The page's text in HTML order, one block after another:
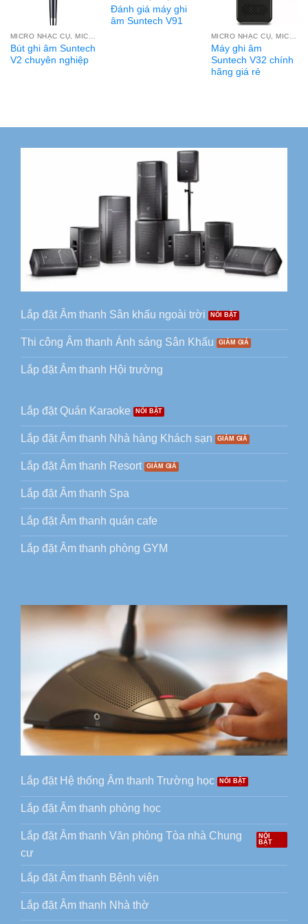
Bút ghi âm Suntech
V2 chuyên nghiệp
Đánh giá máy ghi
âm Suntech V91
Máy ghi âm
Suntech V32 chính
hãng giá rẻ
Lắp đặt Âm thanh Sân khấu ngoài trời
Thi công Âm thanh Ánh sáng Sân Khấu
Lắp đặt Âm thanh Hội trường
Lắp đặt Quán Karaoke
Lắp đặt Âm thanh Nhà hàng Khách sạn
Lắp đặt Âm thanh Resort
Lắp đặt Âm thanh Spa
Lắp đặt Âm thanh quán cafe
Lắp đặt Âm thanh phòng GYM
Lắp đặt Hệ thống Âm thanh Trường học
Lắp đặt Âm thanh phòng học
Lắp đặt Âm thanh Văn phòng Tòa nhà Chung
cư
Lắp đặt Âm thanh Bệnh viện
Lắp đặt Âm thanh Nhà thờ